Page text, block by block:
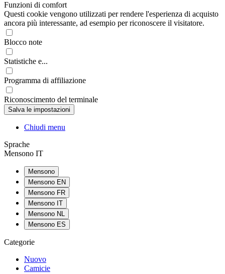
Funzioni di comfort
Questi cookie vengono utilizzati per rendere l'esperienza di acquisto
ancora più interessante, ad esempio per riconoscere il visitatore.
Blocco note
Statistiche e...
Programma di affiliazione
Riconoscimento del terminale
Chiudi menu
Sprache
Mensono IT
Mensono
Mensono EN
Mensono FR
Mensono IT
Mensono NL
Mensono ES
Categorie
Nuovo
Camicie